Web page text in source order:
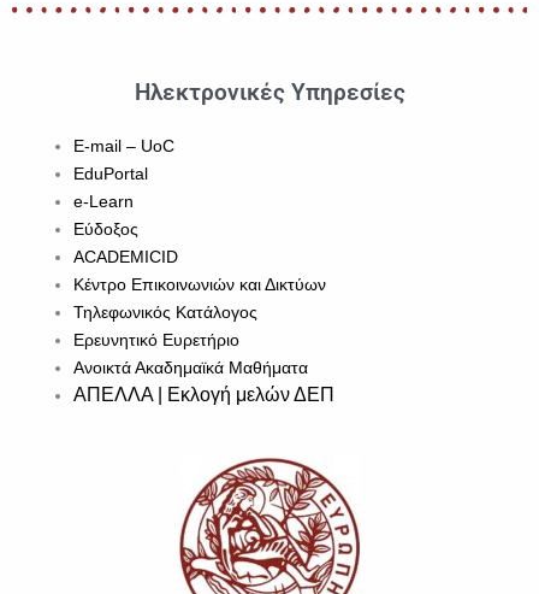
Ηλεκτρονικές Υπηρεσίες
E-mail – UoC
EduPortal
e-Learn
Εύδοξος
ACADEMICID
Κέντρο Επικοινωνιών και Δικτύων
Τηλεφωνικός Κατάλογος
Ερευνητικό Ευρετήριο
Ανοικτά Ακαδημαϊκά Μαθήματα
ΑΠΕΛΛΑ | Εκλογή μελών ΔΕΠ